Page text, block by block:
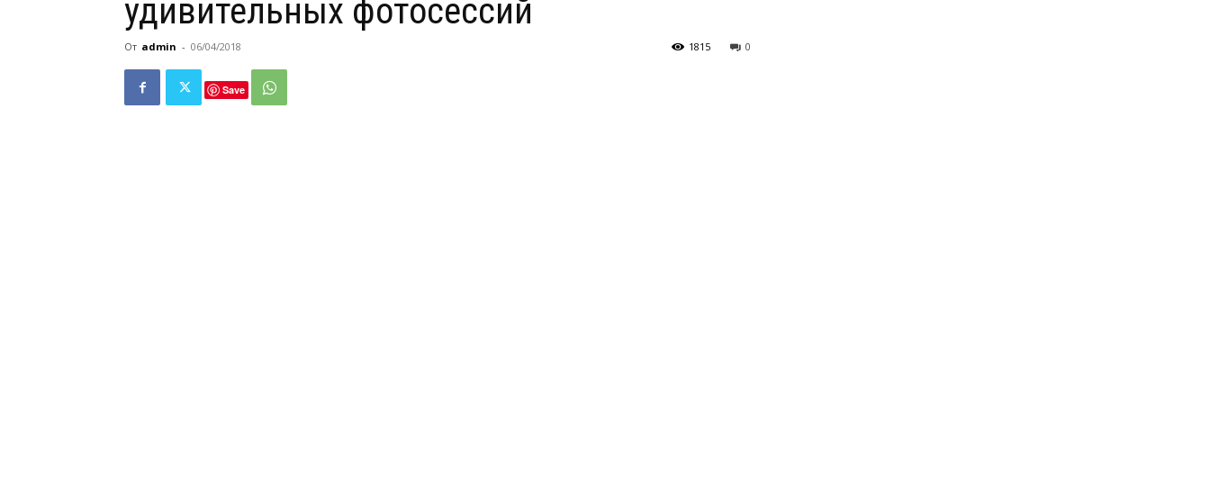
удивительных фотосессий
От admin - 06/04/2018 0
1815
Save